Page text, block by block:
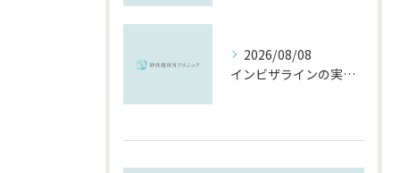
2026/08/08
インビザラインの実績で選ぶ千葉県市川市の安心できる矯正歯科の比較ポイント